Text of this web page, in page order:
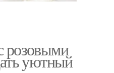
розовыми
уютный